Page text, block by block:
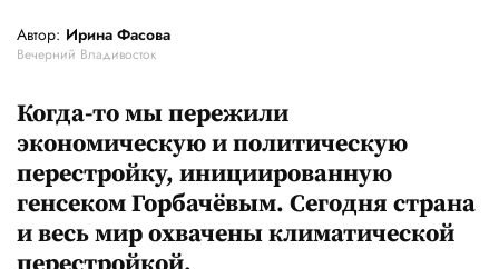
Автор: Ирина Фасова
Вечерний Владивосток
Когда-то мы пережили
экономическую и политическую
перестройку, инициированную
генсеком Горбачёвым. Сегодня страна
и весь мир охвачены климатической